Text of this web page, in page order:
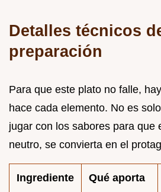
Detalles técnicos
preparación
Para que este plato no falle,
hace cada elemento. No es
jugar con los sabores para que
neutro, se convierta en el
Ingrediente Qué aporta